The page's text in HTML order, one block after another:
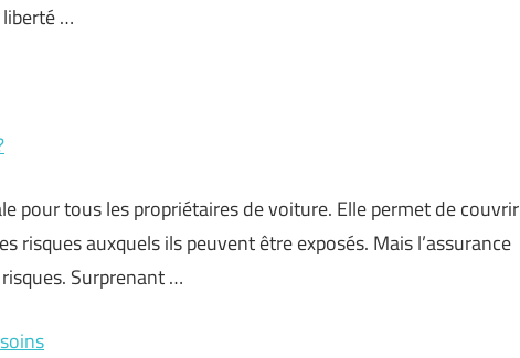
liberté …
pour tous les propriétaires de voiture. Elle permet de couvrir
risques auxquels ils peuvent être exposés. Mais l’assurance
Surprenant …